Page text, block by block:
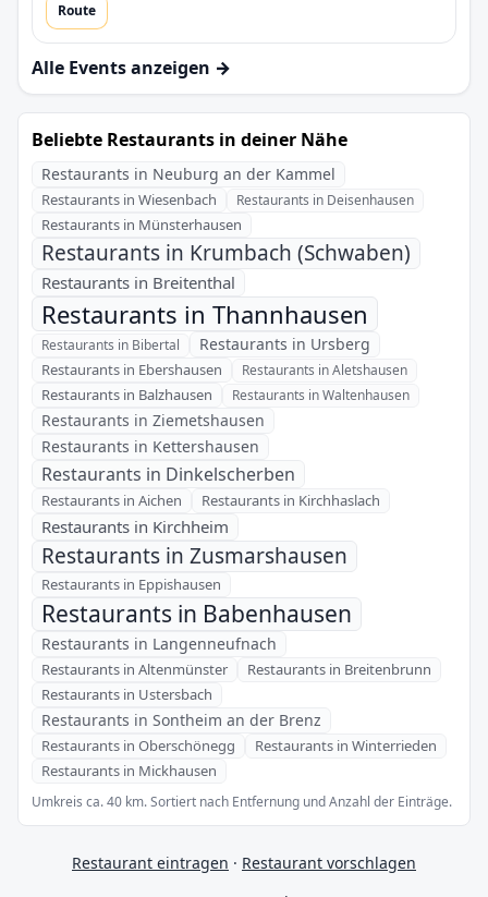
Route
Alle Events anzeigen →
Beliebte Restaurants in deiner Nähe
Restaurants in Neuburg an der Kammel
Restaurants in Wiesenbach Restaurants in Deisenhausen
Restaurants in Münsterhausen
Restaurants in Krumbach (Schwaben)
Restaurants in Breitenthal
Restaurants in Thannhausen
Restaurants in Bibertal Restaurants in Ursberg
Restaurants in Ebershausen Restaurants in Aletshausen
Restaurants in Balzhausen Restaurants in Waltenhausen
Restaurants in Ziemetshausen
Restaurants in Kettershausen
Restaurants in Dinkelscherben
Restaurants in Aichen Restaurants in Kirchhaslach
Restaurants in Kirchheim
Restaurants in Zusmarshausen
Restaurants in Eppishausen
Restaurants in Babenhausen
Restaurants in Langenneufnach
Restaurants in Altenmünster
Restaurants in Breitenbrunn
Restaurants in Ustersbach
Restaurants in Sontheim an der Brenz
Restaurants in Oberschönegg
Restaurants in Winterrieden
Restaurants in Mickhausen
Umkreis ca. 40 km. Sortiert nach Entfernung und Anzahl der Einträge.
Restaurant eintragen · Restaurant vorschlagen